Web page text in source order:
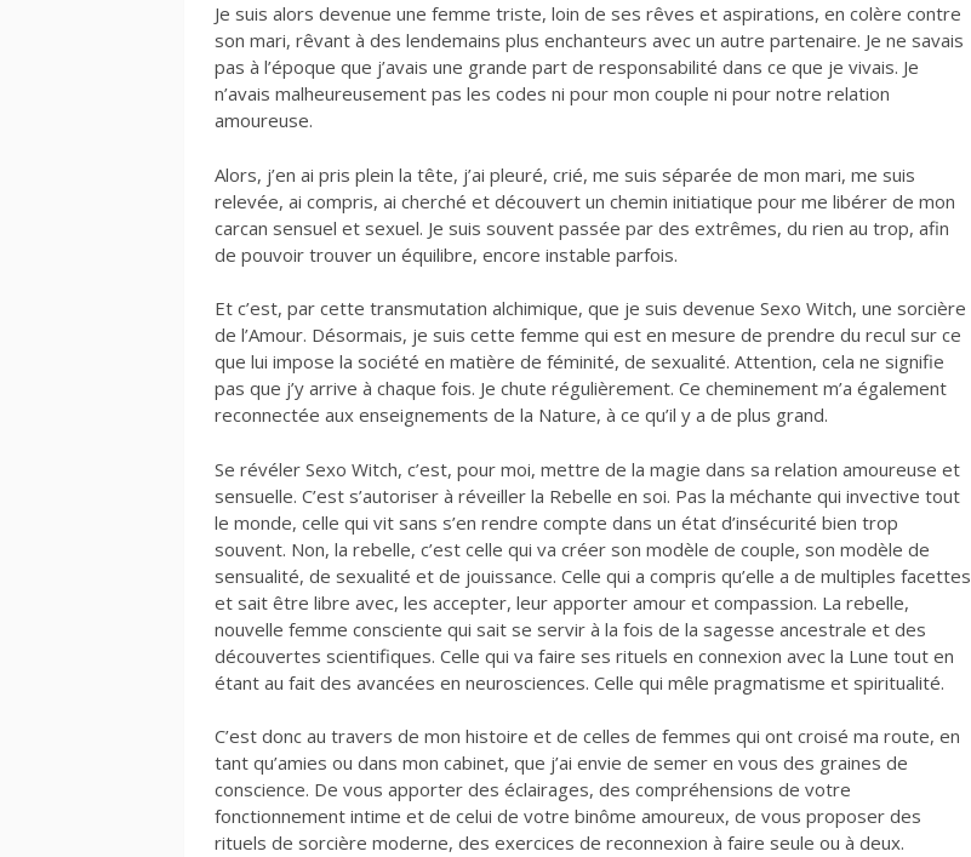
Je suis alors devenue une femme triste, loin de ses rêves et aspirations, en colère contre
son mari, rêvant à des lendemains plus enchanteurs avec un autre partenaire. Je ne savais
pas à l’époque que j’avais une grande part de responsabilité dans ce que je vivais. Je
n’avais malheureusement pas les codes ni pour mon couple ni pour notre relation
amoureuse.
Alors, j’en ai pris plein la tête, j’ai pleuré, crié, me suis séparée de mon mari, me suis
relevée, ai compris, ai cherché et découvert un chemin initiatique pour me libérer de mon
carcan sensuel et sexuel. Je suis souvent passée par des extrêmes, du rien au trop, afin
de pouvoir trouver un équilibre, encore instable parfois.
Et c’est, par cette transmutation alchimique, que je suis devenue Sexo Witch, une sorcière
de l’Amour. Désormais, je suis cette femme qui est en mesure de prendre du recul sur ce
que lui impose la société en matière de féminité, de sexualité. Attention, cela ne signifie
pas que j’y arrive à chaque fois. Je chute régulièrement. Ce cheminement m’a également
reconnectée aux enseignements de la Nature, à ce qu’il y a de plus grand.
Se révéler Sexo Witch, c’est, pour moi, mettre de la magie dans sa relation amoureuse et
sensuelle. C’est s’autoriser à réveiller la Rebelle en soi. Pas la méchante qui invective tout
le monde, celle qui vit sans s’en rendre compte dans un état d’insécurité bien trop
souvent. Non, la rebelle, c’est celle qui va créer son modèle de couple, son modèle de
sensualité, de sexualité et de jouissance. Celle qui a compris qu’elle a de multiples facettes
et sait être libre avec, les accepter, leur apporter amour et compassion. La rebelle,
nouvelle femme consciente qui sait se servir à la fois de la sagesse ancestrale et des
découvertes scientifiques. Celle qui va faire ses rituels en connexion avec la Lune tout en
étant au fait des avancées en neurosciences. Celle qui mêle pragmatisme et spiritualité.
C’est donc au travers de mon histoire et de celles de femmes qui ont croisé ma route, en
tant qu’amies ou dans mon cabinet, que j’ai envie de semer en vous des graines de
conscience. De vous apporter des éclairages, des compréhensions de votre
fonctionnement intime et de celui de votre binôme amoureux, de vous proposer des
rituels de sorcière moderne, des exercices de reconnexion à faire seule ou à deux.